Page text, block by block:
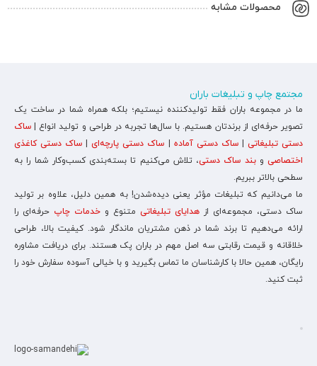
محصولات مشابه
مجتمع چاپ و تبلیغات باران
ما در مجموعه باران فقط تولیدکننده نیستیم؛ بلکه همراه شما در ساخت یک
تصویر حرفه‌ای از برندتان هستیم. با سال‌ها تجربه در طراحی و تولید انواع | ساک
دستی تبلیغاتی |ساک دستی آماده ساک دستی پارچه‌ای| ساک دستی کاغذی
اختصاصی وبند ساک دستی، تلاش می‌کنیم تا بسته‌بندی کسب‌وکار شما را به
سطحی بالاتر ببریم.
ما می‌دانیم که تبلیغات مؤثر یعنی دیده‌شدن! به همین دلیل، علاوه بر تولید
ساک دستی، مجموعه‌ای از هدایای تبلیغاتی متنوع و خدمات چاپ حرفه‌ای را
ارائه می‌دهیم تا برند شما در ذهن مشتریان ماندگار شود. کیفیت بالا، طراحی
خلاقانه و قیمت رقابتی سه اصل مهم در باران پک هستند. برای دریافت مشاوره
رایگان، همین حالا با کارشناسان ما تماس بگیرید و با خیالی آسوده سفارش خود را
ثبت کنید.